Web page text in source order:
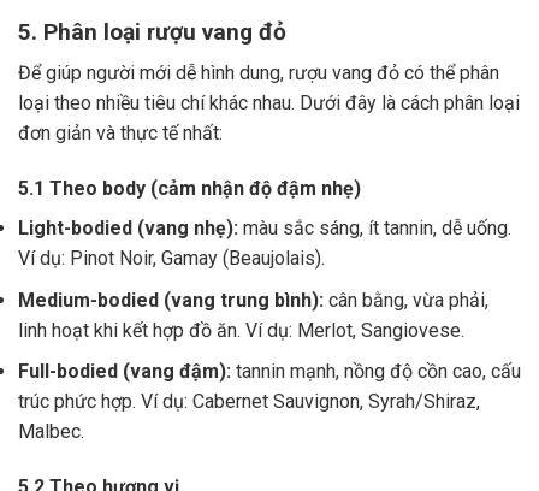
5. Phân loại rượu vang đỏ
Để giúp người mới dễ hình dung, rượu vang đỏ có thể phân
loại theo nhiều tiêu chí khác nhau. Dưới đây là cách phân loại
đơn giản và thực tế nhất:
5.1 Theo body (cảm nhận độ đậm nhẹ)
Light-bodied (vang nhẹ): màu sắc sáng, ít tannin, dễ uống.
Ví dụ: Pinot Noir, Gamay (Beaujolais).
Medium-bodied (vang trung bình): cân bằng, vừa phải,
linh hoạt khi kết hợp đồ ăn. Ví dụ: Merlot, Sangiovese.
Full-bodied (vang đậm): tannin mạnh, nồng độ cồn cao, cấu
trúc phức hợp. Ví dụ: Cabernet Sauvignon, Syrah/Shiraz,
Malbec.